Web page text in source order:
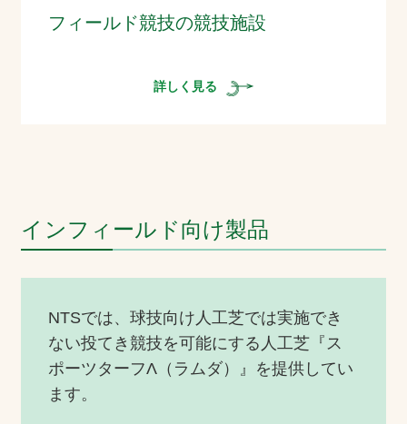
フィールド競技の競技施設
詳しく見る
インフィールド向け製品
NTSでは、球技向け人工芝では実施でき
ない投てき競技を可能にする人工芝『ス
ポーツターフΛ（ラムダ）』を提供してい
ます。